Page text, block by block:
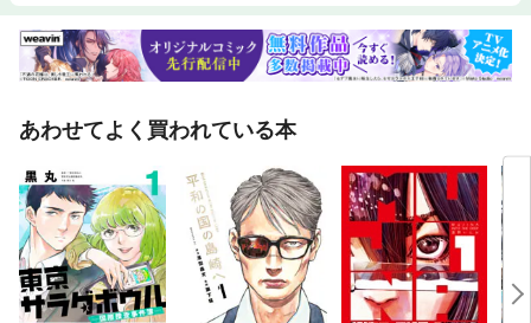
あわせてよく買われている本